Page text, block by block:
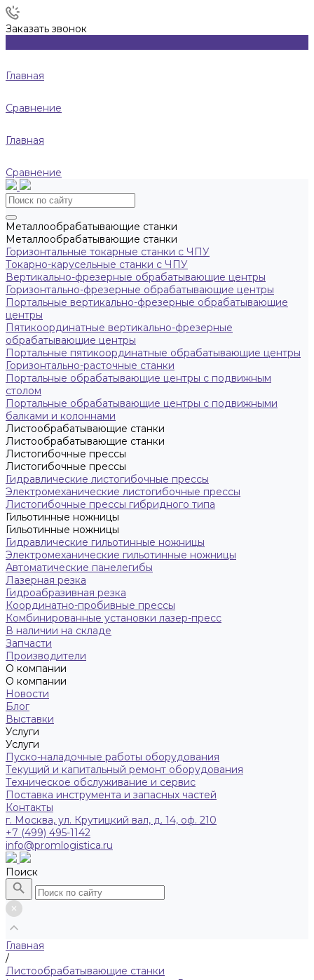
Заказать звонок
Главная
Сравнение
Главная
Сравнение
Металлообрабатывающие станки
Металлообрабатывающие станки
Горизонтальные токарные станки с ЧПУ
Токарно-карусельные станки с ЧПУ
Вертикально-фрезерные обрабатывающие центры
Горизонтально-фрезерные обрабатывающие центры
Портальные вертикально-фрезерные обрабатывающие
центры
Пятикоординатные вертикально-фрезерные
обрабатывающие центры
Портальные пятикоординатные обрабатывающие центры
Горизонтально-расточные станки
Портальные обрабатывающие центры с подвижным
столом
Портальные обрабатывающие центры с подвижными
балками и колоннами
Листообрабатывающие станки
Листообрабатывающие станки
Листогибочные прессы
Листогибочные прессы
Гидравлические листогибочные прессы
Электромеханические листогибочные прессы
Листогибочные прессы гибридного типа
Гильотинные ножницы
Гильотинные ножницы
Гидравлические гильотинные ножницы
Электромеханические гильотинные ножницы
Автоматические панелегибы
Лазерная резка
Гидроабразивная резка
Координатно-пробивные прессы
Комбинированные установки лазер-пресс
В наличии на складе
Запчасти
Производители
О компании
О компании
Новости
Блог
Выставки
Услуги
Услуги
Пуско-наладочные работы оборудования
Текущий и капитальный ремонт оборудования
Техническое обслуживание и сервис
Поставка инструмента и запасных частей
Контакты
г. Москва, ул. Крутицкий вал, д. 14, оф. 210
+7 (499) 495-1142
info@promlogistica.ru
Поиск
Главная
/
Листообрабатывающие станки